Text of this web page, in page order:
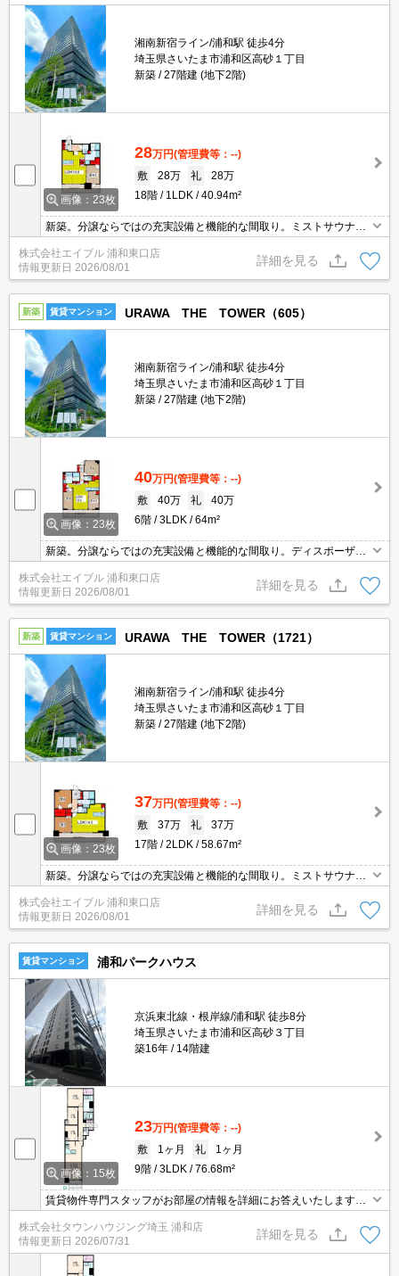
湘南新宿ライン/浦和駅 徒歩4分
埼玉県さいたま市浦和区高砂１丁目
新築
27階建 (地下2階)
画像：23枚
28万円(管理費等：--)
敷
28万 礼
28万
18階
1LDK 40.94m²
新築。分譲ならではの充実設備と機能的な間取り。ミストサウナ機
能付浴室。ディスポーザー付き。パーティールーム有。内見予約受
付中。ペット応相談。浦和駅から徒歩4分。駅近の分譲タワーマン
ション。
株式会社エイブル 浦和東口店
情報更新日 2026/08/01
詳細を見る
新築 賃貸マンション URAWA THE TOWER（605）
湘南新宿ライン/浦和駅 徒歩4分
埼玉県さいたま市浦和区高砂１丁目
新築
27階建 (地下2階)
画像：23枚
40万円(管理費等：--)
敷
40万 礼
40万
6階
3LDK 64m²
新築。分譲ならではの充実設備と機能的な間取り。ディスポーザー
付流し台。パーティールーム有。周辺には充実の生活環境。内見予
約受付中。ペット応相談。浦和駅から徒歩4分。当店の専属募集物
件。
株式会社エイブル 浦和東口店
情報更新日 2026/08/01
詳細を見る
新築 賃貸マンション URAWA THE TOWER（1721）
湘南新宿ライン/浦和駅 徒歩4分
埼玉県さいたま市浦和区高砂１丁目
新築
27階建 (地下2階)
画像：23枚
37万円(管理費等：--)
敷
37万 礼
37万
17階
2LDK 58.67m²
新築。分譲ならではの充実設備と機能的な間取り。ミストサウナ機
能付浴室。ディスポーザー付流し台。パーティールーム有。内見予
約受付中。ペット応相談。浦和駅から徒歩4分。駅近の分譲タワー
マンション。
株式会社エイブル 浦和東口店
情報更新日 2026/08/01
詳細を見る
賃貸マンション 浦和パークハウス
京浜東北線・根岸線/浦和駅 徒歩8分
埼玉県さいたま市浦和区高砂３丁目
築16年
14階建
画像：15枚
23万円(管理費等：--)
敷
1ヶ月 礼
1ヶ月
9階
3LDK 76.68m²
賃貸物件専門スタッフがお部屋の情報を詳細にお答えいたします。
お問合わせはタウンハウジング浦和店まで♪
株式会社タウンハウジング埼玉 浦和店
情報更新日 2026/07/31
詳細を見る